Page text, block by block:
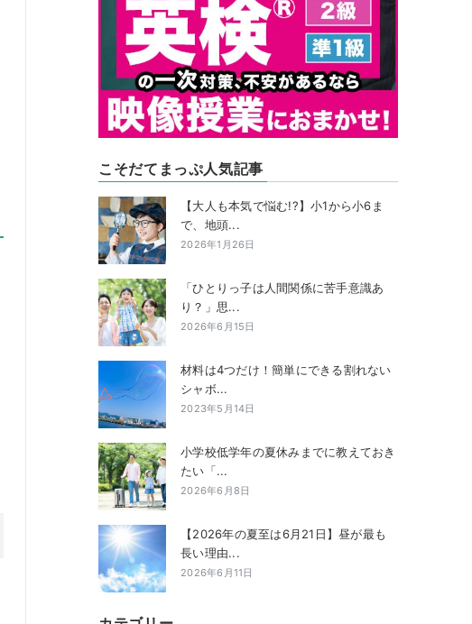
こそだてまっぷ人気記事
【大人も本気で悩む!?】小1から小6ま
で、地頭...
2026年1月26日
「ひとりっ子は人間関係に苦手意識あ
り？」思...
2026年6月15日
材料は4つだけ！簡単にできる割れない
シャボ...
2023年5月14日
小学校低学年の夏休みまでに教えておき
たい「...
2026年6月8日
【2026年の夏至は6月21日】昼が最も
長い理由...
2026年6月11日